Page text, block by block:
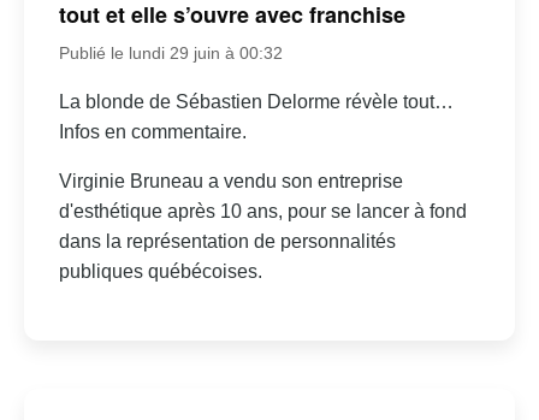
tout et elle s’ouvre avec franchise
Publié le lundi 29 juin à 00:32
La blonde de Sébastien Delorme révèle tout…
Infos en commentaire.
Virginie Bruneau a vendu son entreprise
d'esthétique après 10 ans, pour se lancer à fond
dans la représentation de personnalités
publiques québécoises.